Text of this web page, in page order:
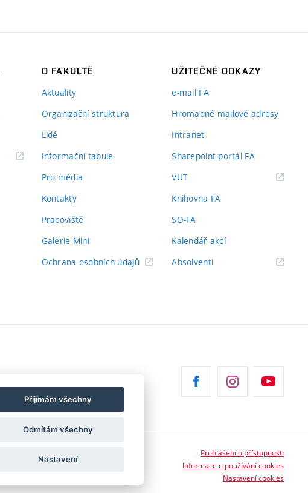
O FAKULTĚ
Aktuality
Organizační struktura
Lidé
Informační tabule
Pro média
Kontakty
Pracoviště
Galerie Mini
Ochrana osobních údajů
UŽITEČNÉ ODKAZY
e-mail FA
Hromadné mailové adresy
Intranet
Sharepoint portál FA
VUT(externí
Knihovna FA
SO-FA
Kalendář akcí
Absolventi(externí
Prohlášení o přístupnosti
Informace o používání cookies
Nastavení cookies
Přijímám všechny
Odmítám všechny
Nastavení